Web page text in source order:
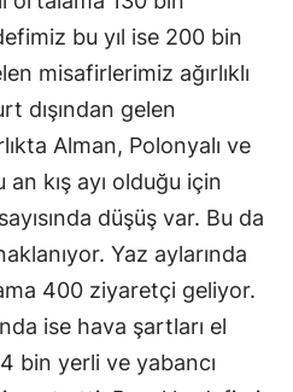
bu yıl ise 200 bin
misafirlerimiz ağırlıklı
dışından gelen
Alman, Polonyalı ve
kış ayı olduğu için
düşüş var. Bu da
Yaz aylarında
400 ziyaretçi geliyor.
ise hava şartları el
bin yerli ve yabancı